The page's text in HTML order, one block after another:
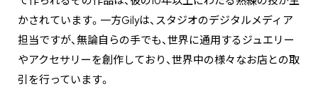
かされています。一方Gilyは、スタジオのデジタルメディア
担当ですが、無論自らの手でも、世界に通用するジュエリー
やアクセサリーを創作しており、世界中の様々なお店との取
引を行っています。